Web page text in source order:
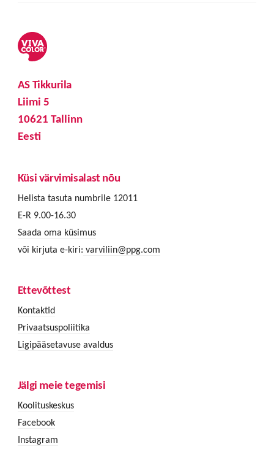
AS Tikkurila
Liimi 5
10621 Tallinn
Eesti
Küsi värvimisalast nõu
Helista tasuta numbrile 12011
E-R 9.00-16.30
Saada oma küsimus
või kirjuta e-kiri: varviliin@ppg.com
Ettevõttest
Kontaktid
Privaatsuspoliitika
Ligipääsetavuse avaldus
Jälgi meie tegemisi
Koolituskeskus
Facebook
Instagram